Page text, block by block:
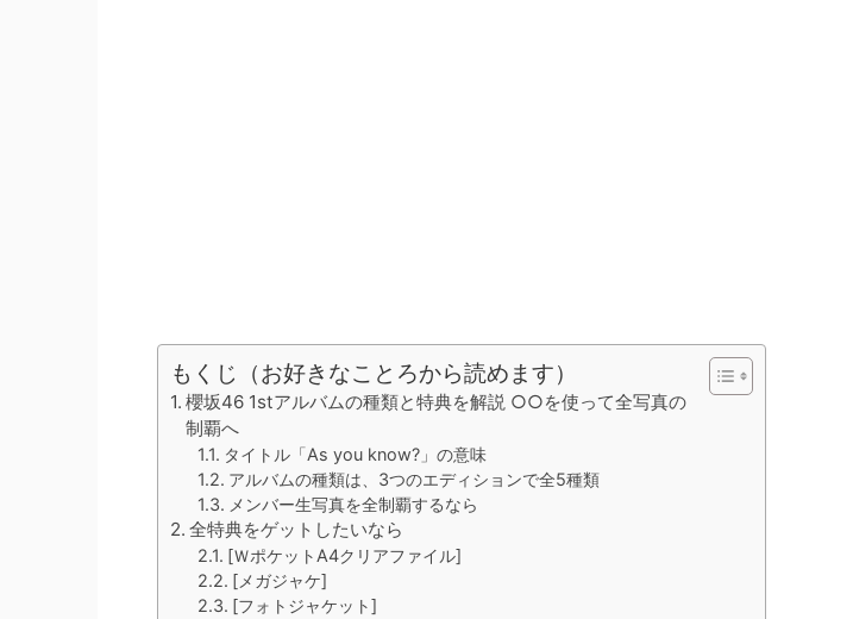
もくじ（お好きなことろから読めます）
櫻坂46 1stアルバムの種類と特典を解説 ○○を使って全写真の
制覇へ
タイトル「As you know?」の意味
アルバムの種類は、3つのエディションで全5種類
メンバー生写真を全制覇するなら
全特典をゲットしたいなら
[ＷポケットA4クリアファイル]
[メガジャケ]
[フォトジャケット]